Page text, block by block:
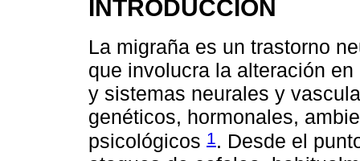
INTRODUCCIÓN
La migraña es un trastorno
que involucra la alteración
y sistemas neurales y
genéticos, hormonales,
psicológicos 1. Desde el